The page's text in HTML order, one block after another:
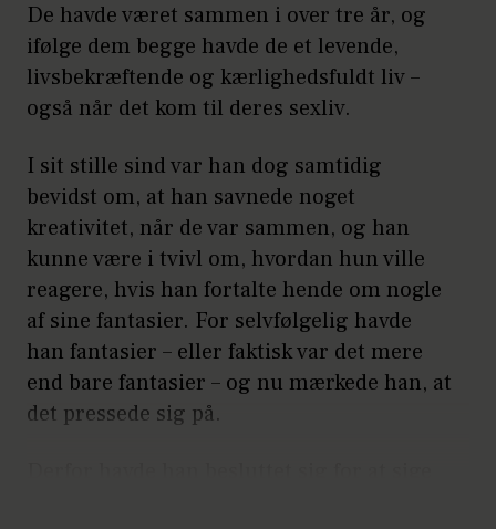
De havde været sammen i over tre år, og
ifølge dem begge havde de et levende,
livsbekræftende og kærlighedsfuldt liv –
også når det kom til deres sexliv.
I sit stille sind var han dog samtidig
bevidst om, at han savnede noget
kreativitet, når de var sammen, og han
kunne være i tvivl om, hvordan hun ville
reagere, hvis han fortalte hende om nogle
af sine fantasier. For selvfølgelig havde
han fantasier – eller faktisk var det mere
end bare fantasier – og nu mærkede han, at
det pressede sig på.